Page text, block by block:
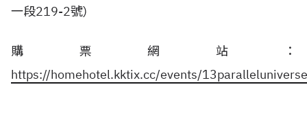
一段219-2號)
購票網站：
https://homehotel.kktix.cc/events/13paralleluniverse